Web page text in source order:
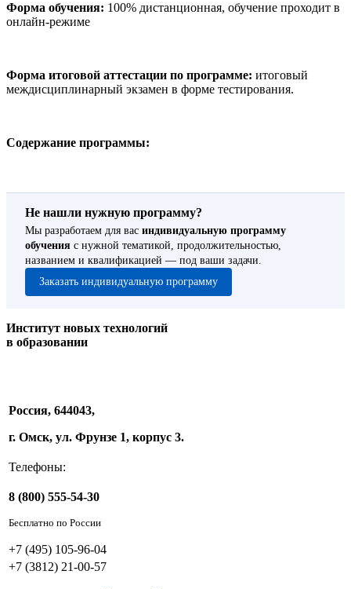
Форма обучения: 100% дистанционная, обучение проходит в
онлайн-режиме
Форма итоговой аттестации по программе: итоговый
междисциплинарный экзамен в форме тестирования.
Содержание программы:
Не нашли нужную программу?
Мы разработаем для вас индивидуальную программу
обучения с нужной тематикой, продолжительностью,
названием и квалификацией — под ваши задачи.
Заказать индивидуальную программу
Институт новых технологий
в образовании
Россия, 644043,
г. Омск, ул. Фрунзе 1, корпус 3.
Телефоны:
8 (800) 555-54-30
Бесплатно по России
+7 (495) 105-96-04
+7 (3812) 21-00-57